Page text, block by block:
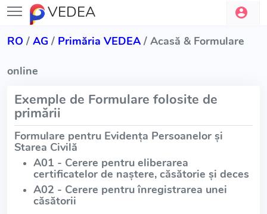
VEDEA
RO / AG / Primăria VEDEA / Acasă & Formulare
online
Exemple de Formulare folosite de
primării
Formulare pentru Evidența Persoanelor și
Starea Civilă
A01 - Cerere pentru eliberarea
certificatelor de naștere, căsătorie și deces
A02 - Cerere pentru înregistrarea unei
căsătorii